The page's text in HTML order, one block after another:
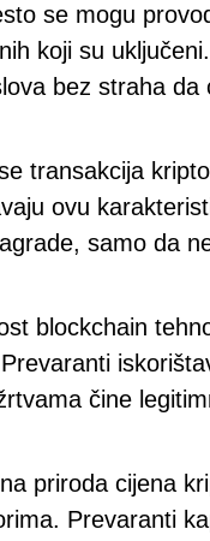
se mogu
koji su
bez straha da
transakcija
ovu
samo da
blockchain
čine
priroda cijena
Prevaranti